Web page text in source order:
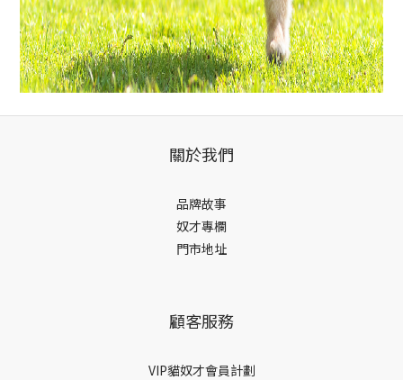
關於我們
品牌故事
奴才專欄
門市地址
顧客服務
VIP貓奴才會員計劃